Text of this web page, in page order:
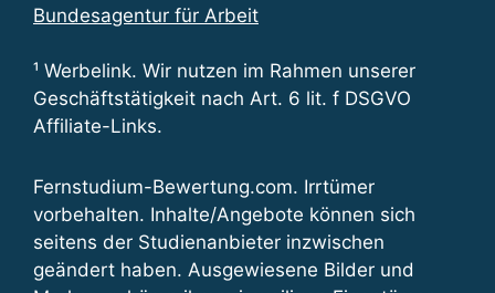
Bundesagentur für Arbeit
¹ Werbelink. Wir nutzen im Rahmen unserer
Geschäftstätigkeit nach Art. 6 lit. f DSGVO
Affiliate-Links.
Fernstudium-Bewertung.com. Irrtümer
vorbehalten. Inhalte/Angebote können sich
seitens der Studienanbieter inzwischen
geändert haben. Ausgewiesene Bilder und